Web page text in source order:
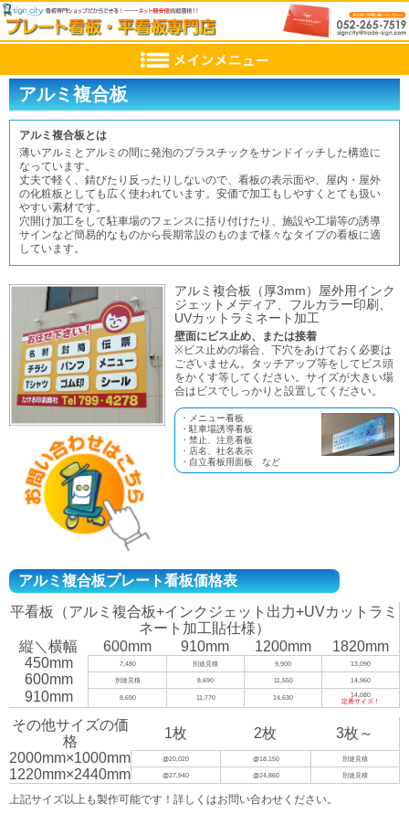
アルミ複合板
アルミ複合板とは
薄いアルミとアルミの間に発泡のプラスチックをサンドイッチした構造に
なっています。
丈夫で軽く、錆びたり反ったりしないので、看板の表示面や、屋内・屋外
の化粧板としても広く使われています。安価で加工もしやすくとても扱い
やすい素材です。
穴開け加工をして駐車場のフェンスに括り付けたり、施設や工場等の誘導
サインなど簡易的なものから長期常設のものまで様々なタイプの看板に適
しています。
アルミ複合板（厚3mm）屋外用インク
ジェットメディア、フルカラー印刷、
UVカットラミネート加工
壁面にビス止め、または接着
※ビス止めの場合、下穴をあけておく必要は
ございません。タッチアップ等をしてビス頭
をかくす等してください。サイズが大きい場
合はビスでしっかりと設置してください。
・メニュー看板
・駐車場誘導看板
・禁止、注意看板
・店名、社名表示
・自立看板用面板 など
アルミ複合板プレート看板価格表
平看板（アルミ複合板+インクジェット出力+UVカットラミ
ネート加工貼仕様）
縦＼横幅
600mm 910mm 1200mm
1820mm
450mm
7,480 別途見積 9,900 13,090
600mm 別途見積 8,690 11,550 14,960
910mm 8,690 11,770 14,630
14,080
定番サイズ！
その他サイズの価
格
1枚 2枚
3枚～
2000mm×1000mm
@20,020 @18,150 別途見積
1220mm×2440mm @27,940 @24,860 別途見積
上記サイズ以上も製作可能です！詳しくはお問い合わせください。